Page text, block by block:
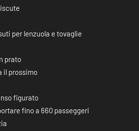
per lenzuola e tovaglie
prato
il prossimo
figurato
fino a 660 passeggeri